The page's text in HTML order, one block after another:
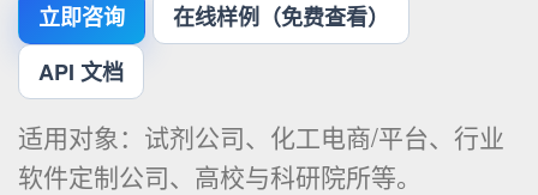
立即咨询
在线样例（免费查看）
API 文档
适用对象：试剂公司、化工电商/平台、行业
软件定制公司、高校与科研院所等。